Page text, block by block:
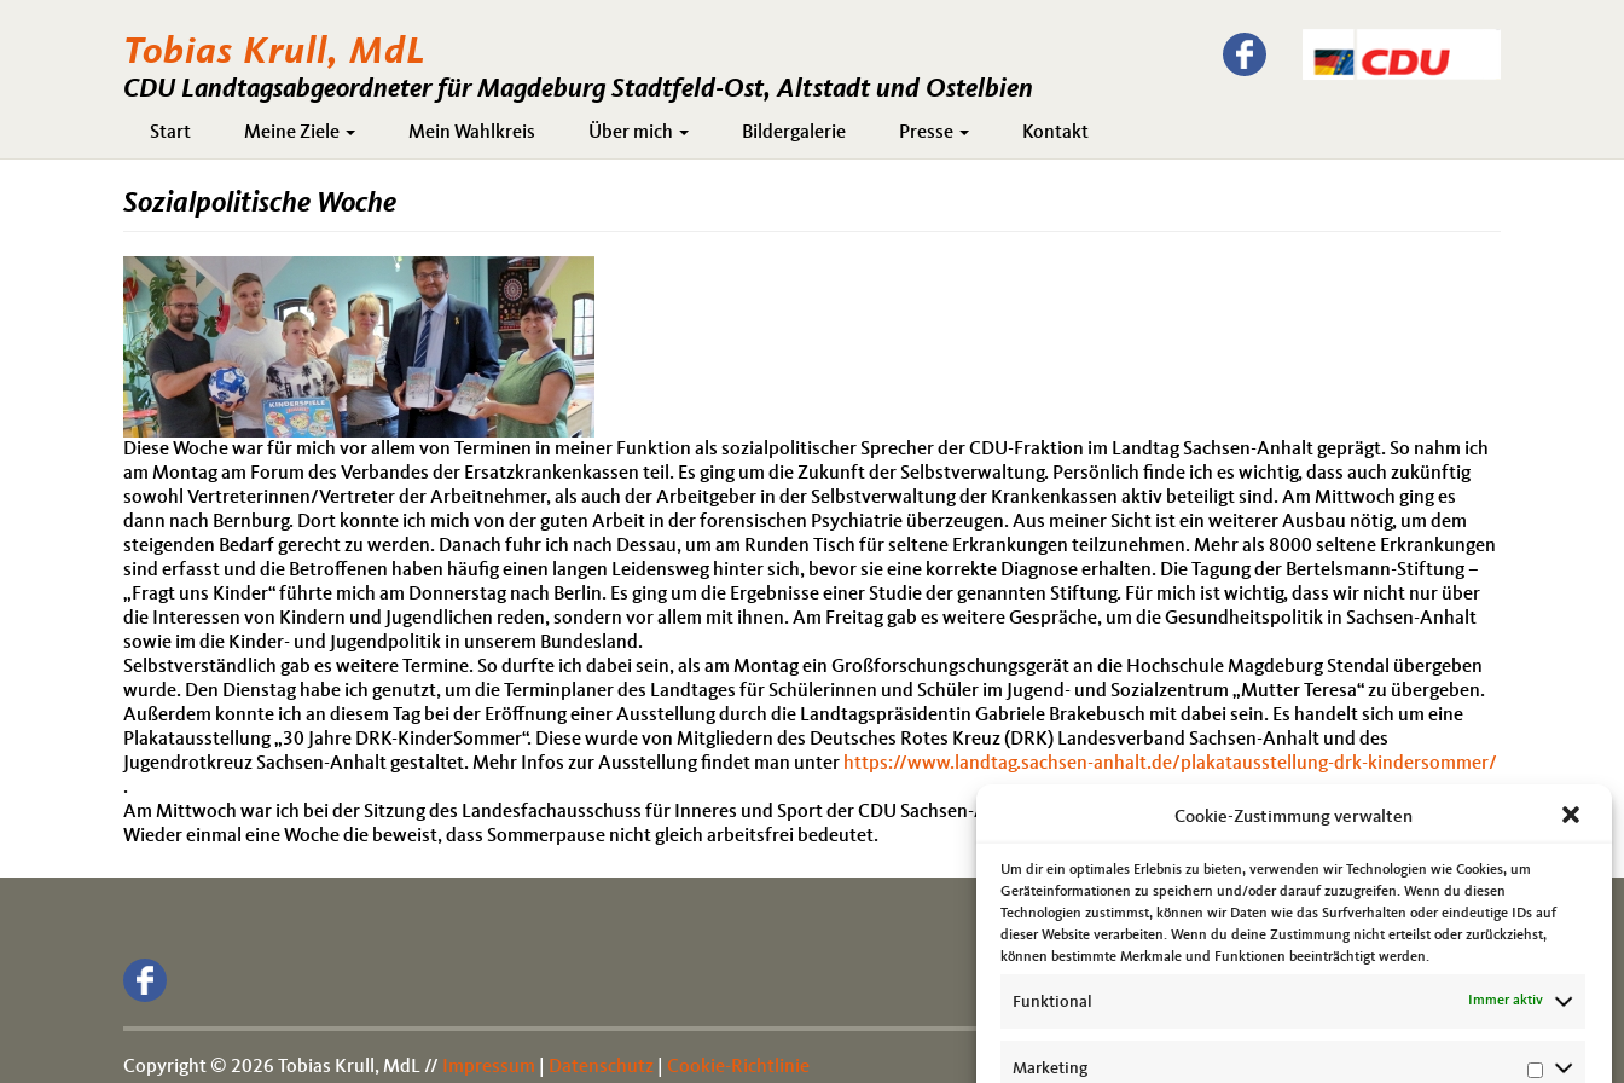
Cookie-Zustimmung verwalten
Um dir ein optimales Erlebnis zu bieten, verwenden wir Technologien wie Cookies, um
Geräteinformationen zu speichern und/oder darauf zuzugreifen. Wenn du diesen
Technologien zustimmst, können wir Daten wie das Surfverhalten oder eindeutige IDs auf
dieser Website verarbeiten. Wenn du deine Zustimmung nicht erteilst oder zurückziehst,
können bestimmte Merkmale und Funktionen beeinträchtigt werden.
Funktional Immer aktiv
Marketing
Tobias Krull, MdL
CDU Landtagsabgeordneter für Magdeburg Stadtfeld-Ost, Altstadt und Ostelbien
Hauptnavigation
Start Meine Ziele Mein Wahlkreis Über mich Bildergalerie Presse Kontakt
Sozialpolitische Woche
Diese Woche war für mich vor allem von Terminen in meiner Funktion als sozialpolitischer Sprecher der CDU-Fraktion im Landtag Sachsen-Anhalt geprägt. So nahm ich
am Montag am Forum des Verbandes der Ersatzkrankenkassen teil. Es ging um die Zukunft der Selbstverwaltung. Persönlich finde ich es wichtig, dass auch zukünftig
sowohl Vertreterinnen/Vertreter der Arbeitnehmer, als auch der Arbeitgeber in der Selbstverwaltung der Krankenkassen aktiv beteiligt sind. Am Mittwoch ging es
dann nach Bernburg. Dort konnte ich mich von der guten Arbeit in der forensischen Psychiatrie überzeugen. Aus meiner Sicht ist ein weiterer Ausbau nötig, um dem
steigenden Bedarf gerecht zu werden. Danach fuhr ich nach Dessau, um am Runden Tisch für seltene Erkrankungen teilzunehmen. Mehr als 8000 seltene Erkrankungen
sind erfasst und die Betroffenen haben häufig einen langen Leidensweg hinter sich, bevor sie eine korrekte Diagnose erhalten. Die Tagung der Bertelsmann-Stiftung –
„Fragt uns Kinder“ führte mich am Donnerstag nach Berlin. Es ging um die Ergebnisse einer Studie der genannten Stiftung. Für mich ist wichtig, dass wir nicht nur über
die Interessen von Kindern und Jugendlichen reden, sondern vor allem mit ihnen. Am Freitag gab es weitere Gespräche, um die Gesundheitspolitik in Sachsen-Anhalt
sowie im die Kinder- und Jugendpolitik in unserem Bundesland.
Selbstverständlich gab es weitere Termine. So durfte ich dabei sein, als am Montag ein Großforschungschungsgerät an die Hochschule Magdeburg Stendal übergeben
wurde. Den Dienstag habe ich genutzt, um die Terminplaner des Landtages für Schülerinnen und Schüler im Jugend- und Sozialzentrum „Mutter Teresa“ zu übergeben.
Außerdem konnte ich an diesem Tag bei der Eröffnung einer Ausstellung durch die Landtagspräsidentin Gabriele Brakebusch mit dabei sein. Es handelt sich um eine
Plakatausstellung „30 Jahre DRK-KinderSommer“. Diese wurde von Mitgliedern des Deutsches Rotes Kreuz (DRK) Landesverband Sachsen-Anhalt und des
Jugendrotkreuz Sachsen-Anhalt gestaltet. Mehr Infos zur Ausstellung findet man unter https://www.landtag.sachsen-anhalt.de/plakatausstellung-drk-kindersommer/
.
Am Mittwoch war ich bei der Sitzung des Landesfachausschuss für Inneres und Sport der CDU Sachsen-Anhalt mit dabei.
Wieder einmal eine Woche die beweist, dass Sommerpause nicht gleich arbeitsfrei bedeutet.
Copyright © 2026 Tobias Krull, MdL // Impressum Datenschutz Cookie-Richtlinie